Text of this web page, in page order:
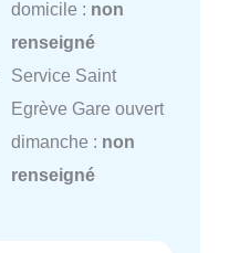
domicile : non
renseigné
Service Saint
Egrève Gare ouvert
dimanche : non
renseigné